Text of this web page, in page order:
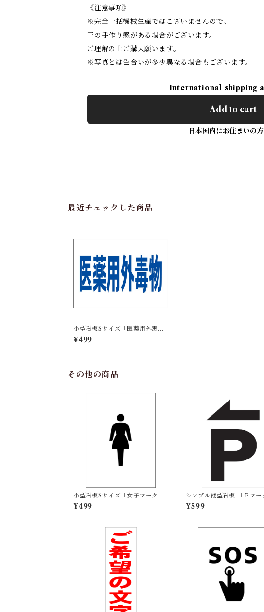
《注意事項》
※完全一括機械生産ではございませんので、
干の手作り感がある場合がございます。
ご理解の上ご購入願います。
※写真とは色合いが多少異なる場合もございます。
International shipping
Add to cart
日本国内にお住まいの
最近チェックした商品
小型看板Sサイズ「医薬用外毒物
（青字）」 屋外可【工場・現
場】
¥499
その他の商品
小型看板Sサイズ「女子マーク
（黒）」 屋外可【その他・マー
ク】
¥499
シンプル縦型看板 「Ｐマー
（黒）左矢印」【駐車場】
可
¥599